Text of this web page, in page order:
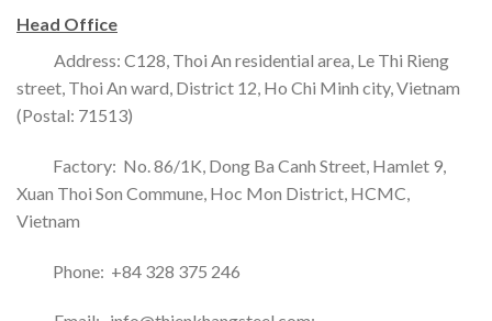
Head Office
Address: C128, Thoi An residential area, Le Thi Rieng
street, Thoi An ward, District 12, Ho Chi Minh city, Vietnam
(Postal: 71513)
Factory: No. 86/1K, Dong Ba Canh Street, Hamlet 9,
Xuan Thoi Son Commune, Hoc Mon District, HCMC,
Vietnam
Phone: +84 328 375 246